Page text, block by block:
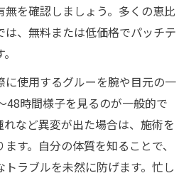
無を確認しましょう。多くの恵比
、無料または低価格でパッチテ
に使用するグルーを腕や目元の一
48時間様子を見るのが一般的で
など異変が出た場合は、施術を
す。自分の体質を知ることで、
トラブルを未然に防げます。忙し